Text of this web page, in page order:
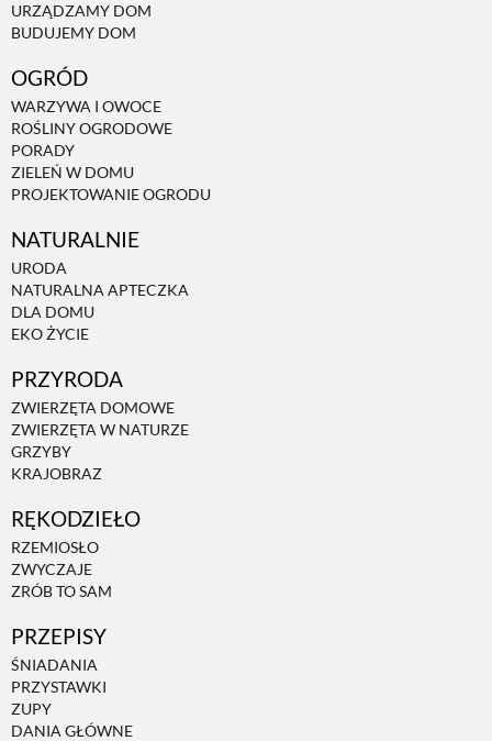
URZĄDZAMY DOM
BUDUJEMY DOM
OGRÓD
WARZYWA I OWOCE
ROŚLINY OGRODOWE
PORADY
ZIELEŃ W DOMU
PROJEKTOWANIE OGRODU
NATURALNIE
URODA
NATURALNA APTECZKA
DLA DOMU
EKO ŻYCIE
PRZYRODA
ZWIERZĘTA DOMOWE
ZWIERZĘTA W NATURZE
GRZYBY
KRAJOBRAZ
RĘKODZIEŁO
RZEMIOSŁO
ZWYCZAJE
ZRÓB TO SAM
PRZEPISY
ŚNIADANIA
PRZYSTAWKI
ZUPY
DANIA GŁÓWNE
PRZYSTAWKI